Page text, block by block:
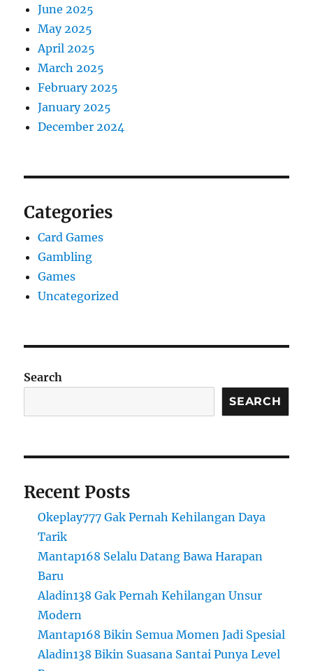
June 2025
May 2025
April 2025
March 2025
February 2025
January 2025
December 2024
Categories
Card Games
Gambling
Games
Uncategorized
Search
SEARCH
Recent Posts
Okeplay777 Gak Pernah Kehilangan Daya
Tarik
Mantap168 Selalu Datang Bawa Harapan
Baru
Aladin138 Gak Pernah Kehilangan Unsur
Modern
Mantap168 Bikin Semua Momen Jadi Spesial
Aladin138 Bikin Suasana Santai Punya Level